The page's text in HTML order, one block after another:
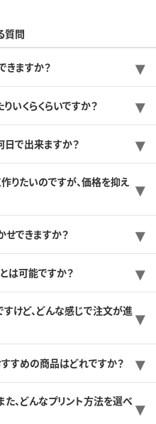
質問
きますか？
いくらくらいですか？
日で出来ますか？
りたいのですが、価格を抑え
せできますか？
は可能ですか？
けど、どんな感じで注文が進
すめの商品はどれですか？
、どんなプリント方法を選べ